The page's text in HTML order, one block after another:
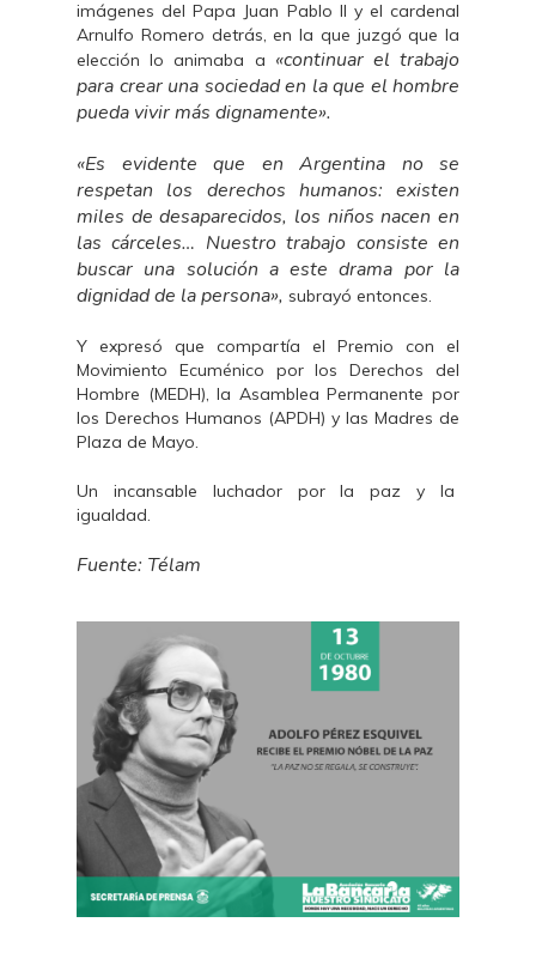
imágenes del Papa Juan Pablo II y el cardenal
Arnulfo Romero detrás, en la que juzgó que la
elección lo animaba a «continuar el trabajo
para crear una sociedad en la que el hombre
pueda vivir más dignamente».
«Es evidente que en Argentina no se
respetan los derechos humanos: existen
miles de desaparecidos, los niños nacen en
las cárceles… Nuestro trabajo consiste en
buscar una solución a este drama por la
dignidad de la persona», subrayó entonces.
Y expresó que compartía el Premio con el
Movimiento Ecuménico por los Derechos del
Hombre (MEDH), la Asamblea Permanente por
los Derechos Humanos (APDH) y las Madres de
Plaza de Mayo.
Un incansable luchador por la paz y la
igualdad.
Fuente: Télam